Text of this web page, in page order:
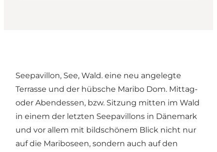
Seepavillon, See, Wald. eine neu angelegte
Terrasse und der hübsche Maribo Dom. Mittag-
oder Abendessen, bzw. Sitzung mitten im Wald
in einem der letzten Seepavillons in Dänemark
und vor allem mit bildschönem Blick nicht nur
auf die Mariboseen, sondern auch auf den